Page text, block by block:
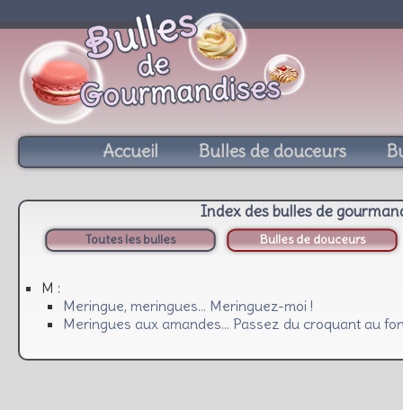
Accueil Bulles de douceurs
Index des bulles de
Toutes les bulles Bulles de douceurs
M :
Meringue, meringues… Meringuez-moi !
Meringues aux amandes… Passez du croquant au